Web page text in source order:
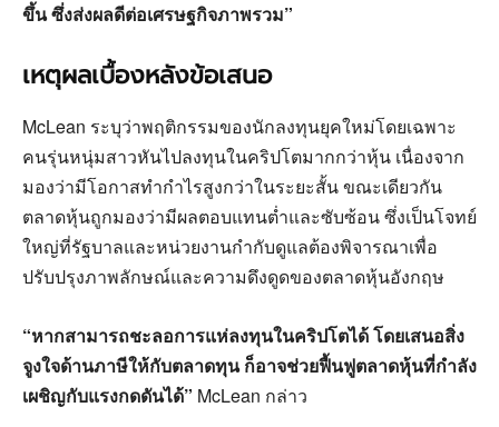
ขึ้น ซึ่งส่งผลดีต่อเศรษฐกิจภาพรวม”
เหตุผลเบื้องหลังข้อเสนอ
McLean ระบุว่าพฤติกรรมของนักลงทุนยุคใหม่โดยเฉพาะ
คนรุ่นหนุ่มสาวหันไปลงทุนในคริปโตมากกว่าหุ้น เนื่องจาก
มองว่ามีโอกาสทำกำไรสูงกว่าในระยะสั้น ขณะเดียวกัน
ตลาดหุ้นถูกมองว่ามีผลตอบแทนต่ำและซับซ้อน ซึ่งเป็นโจทย์
ใหญ่ที่รัฐบาลและหน่วยงานกำกับดูแลต้องพิจารณาเพื่อ
ปรับปรุงภาพลักษณ์และความดึงดูดของตลาดหุ้นอังกฤษ
“หากสามารถชะลอการแห่ลงทุนในคริปโตได้ โดยเสนอสิ่ง
จูงใจด้านภาษีให้กับตลาดทุน ก็อาจช่วยฟื้นฟูตลาดหุ้นที่กำลัง
เผชิญกับแรงกดดันได้” McLean กล่าว